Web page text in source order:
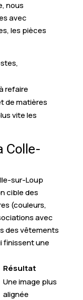
nous
avec
les pièces
refaire
de matières
vite les
Colle-
sur-Loup
cible des
(couleurs,
avec
des vêtements
finissent une
Résultat
Une image plus
alignée